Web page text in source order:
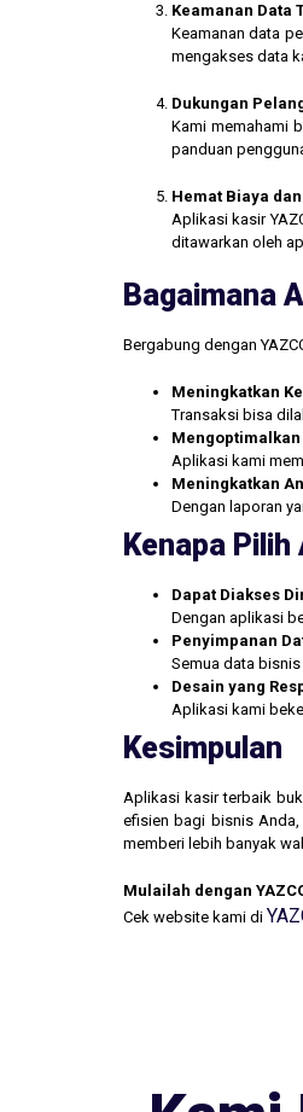
Keamanan Data
Keamanan data
mengakses data
Dukungan
Kami memahami
panduan
Hemat Biaya
Aplikasi kasir
ditawarkan oleh
Bagaimana
Bergabung dengan
Meningkatkan
Transaksi bisa
Aplikasi kami
Meningkatkan
Dengan laporan
Kenapa Pilih
Dapat Diakses
Dengan aplikasi
Penyimpanan
Semua data
Desain yang
Aplikasi kami
Kesimpulan
Aplikasi kasir terbaik
efisien bagi bisnis
memberi lebih banyak
Mulailah dengan
Cek website kami di